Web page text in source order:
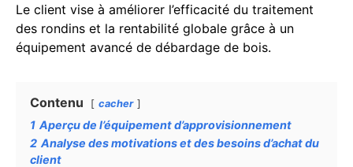
Le client vise à améliorer l’efficacité du traitement
des rondins et la rentabilité globale grâce à un
équipement avancé de débardage de bois.
Contenu cacher
1 Aperçu de l’équipement d’approvisionnement
2 Analyse des motivations et des besoins d’achat du
client